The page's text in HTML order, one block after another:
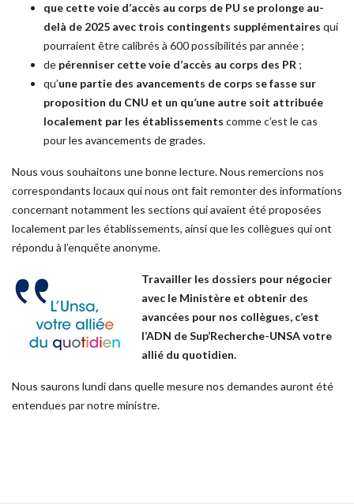
que cette voie d’accès au corps de PU se prolonge au-
delà de 2025 avec trois contingents supplémentaires qui
pourraient être calibrés à 600 possibilités par année ;
de pérenniser cette voie d’accès au corps des PR ;
qu’une partie des avancements de corps se fasse sur
proposition du CNU et un qu’une autre soit attribuée
localement par les établissements comme c’est le cas
pour les avancements de grades.
Nous vous souhaitons une bonne lecture. Nous remercions nos
correspondants locaux qui nous ont fait remonter des informations
concernant notamment les sections qui avaient été proposées
localement par les établissements, ainsi que les collègues qui ont
répondu à l’enquête anonyme.
Travailler les dossiers pour négocier
avec le Ministère et obtenir des
avancées pour nos collègues, c’est
l’ADN de Sup’Recherche-UNSA votre
allié du quotidien.
Nous saurons lundi dans quelle mesure nos demandes auront été
entendues par notre ministre.